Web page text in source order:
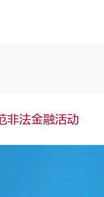
非法金融活动